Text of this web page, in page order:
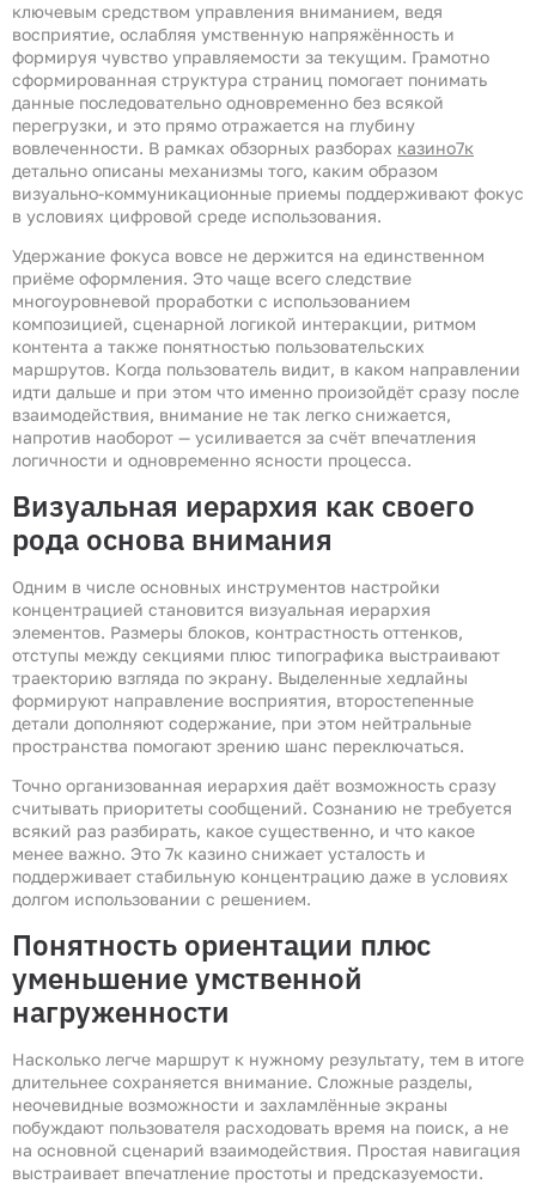
ключевым средством управления вниманием, ведя
восприятие, ослабляя умственную напряжённость и
формируя чувство управляемости за текущим. Грамотно
сформированная структура страниц помогает понимать
данные последовательно одновременно без всякой
перегрузки, и это прямо отражается на глубину
вовлеченности. В рамках обзорных разборах казино7к
детально описаны механизмы того, каким образом
визуально-коммуникационные приемы поддерживают фокус
в условиях цифровой среде использования.
Удержание фокуса вовсе не держится на единственном
приёме оформления. Это чаще всего следствие
многоуровневой проработки с использованием
композицией, сценарной логикой интеракции, ритмом
контента а также понятностью пользовательских
маршрутов. Когда пользователь видит, в каком направлении
идти дальше и при этом что именно произойдёт сразу после
взаимодействия, внимание не так легко снижается,
напротив наоборот — усиливается за счёт впечатления
логичности и одновременно ясности процесса.
Визуальная иерархия как своего
рода основа внимания
Одним в числе основных инструментов настройки
концентрацией становится визуальная иерархия
элементов. Размеры блоков, контрастность оттенков,
отступы между секциями плюс типографика выстраивают
траекторию взгляда по экрану. Выделенные хедлайны
формируют направление восприятия, второстепенные
детали дополняют содержание, при этом нейтральные
пространства помогают зрению шанс переключаться.
Точно организованная иерархия даёт возможность сразу
считывать приоритеты сообщений. Сознанию не требуется
всякий раз разбирать, какое существенно, и что какое
менее важно. Это 7к казино снижает усталость и
поддерживает стабильную концентрацию даже в условиях
долгом использовании с решением.
Понятность ориентации плюс
уменьшение умственной
нагруженности
Насколько легче маршрут к нужному результату, тем в итоге
длительнее сохраняется внимание. Сложные разделы,
неочевидные возможности и захламлённые экраны
побуждают пользователя расходовать время на поиск, а не
на основной сценарий взаимодействия. Простая навигация
выстраивает впечатление простоты и предсказуемости.